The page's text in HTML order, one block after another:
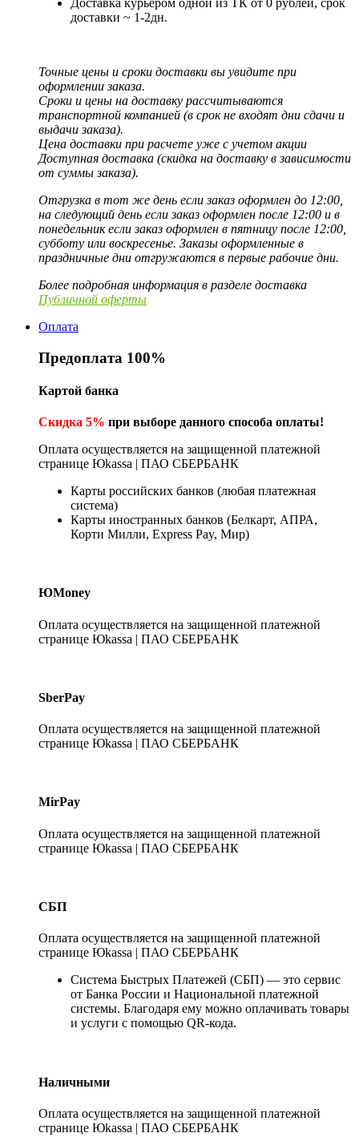
Доставка курьером одной из ТК от 0 рублей, срок
доставки ~ 1-2дн.
Точные цены и сроки доставки вы увидите при
оформлении заказа.
Сроки и цены на доставку рассчитываются
транспортной компанией (в срок не входят дни сдачи и
выдачи заказа).
Цена доставки при расчете уже с учетом акции
Доступная доставка (скидка на доставку в зависимости
от суммы заказа).
Отгрузка в тот же день если заказ оформлен до 12:00,
на следующий день если заказ оформлен после 12:00 и в
понедельник если заказ оформлен в пятницу после 12:00,
субботу или воскресенье. Заказы оформленные в
праздничные дни отгружаются в первые рабочие дни.
Более подробная информация в разделе доставка
Публичной оферты
Оплата
Предоплата 100%
Картой банка
Скидка 5% при выборе данного способа оплаты!
Оплата осуществляется на защищенной платежной
странице Юkassa | ПАО СБЕРБАНК
Карты российских банков (любая платежная
система)
Карты иностранных банков (Белкарт, АПРА,
Корти Милли, Express Pay, Мир)
ЮMoney
Оплата осуществляется на защищенной платежной
странице Юkassa | ПАО СБЕРБАНК
SberPay
Оплата осуществляется на защищенной платежной
странице Юkassa | ПАО СБЕРБАНК
MirPay
Оплата осуществляется на защищенной платежной
странице Юkassa | ПАО СБЕРБАНК
СБП
Оплата осуществляется на защищенной платежной
странице Юkassa | ПАО СБЕРБАНК
Система Быстрых Платежей (СБП) — это сервис
от Банка России и Национальной платежной
системы. Благодаря ему можно оплачивать товары
и услуги с помощью QR-кода.
Наличными
Оплата осуществляется на защищенной платежной
странице Юkassa | ПАО СБЕРБАНК